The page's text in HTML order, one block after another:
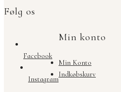
Følg os
Facebook
Instagram
Min konto
Min Konto
Indkøbskurv